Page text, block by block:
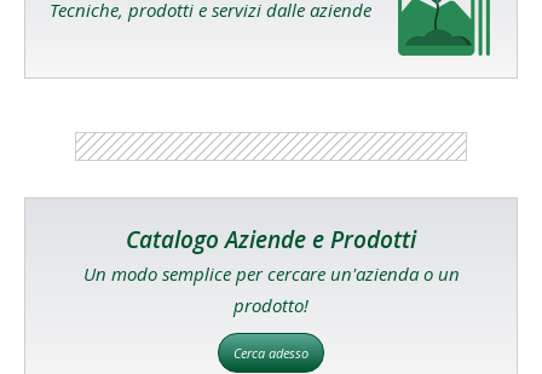
Tecniche, prodotti e servizi dalle aziende
Catalogo Aziende e Prodotti
Un modo semplice per cercare un'azienda o un
prodotto!
Cerca adesso